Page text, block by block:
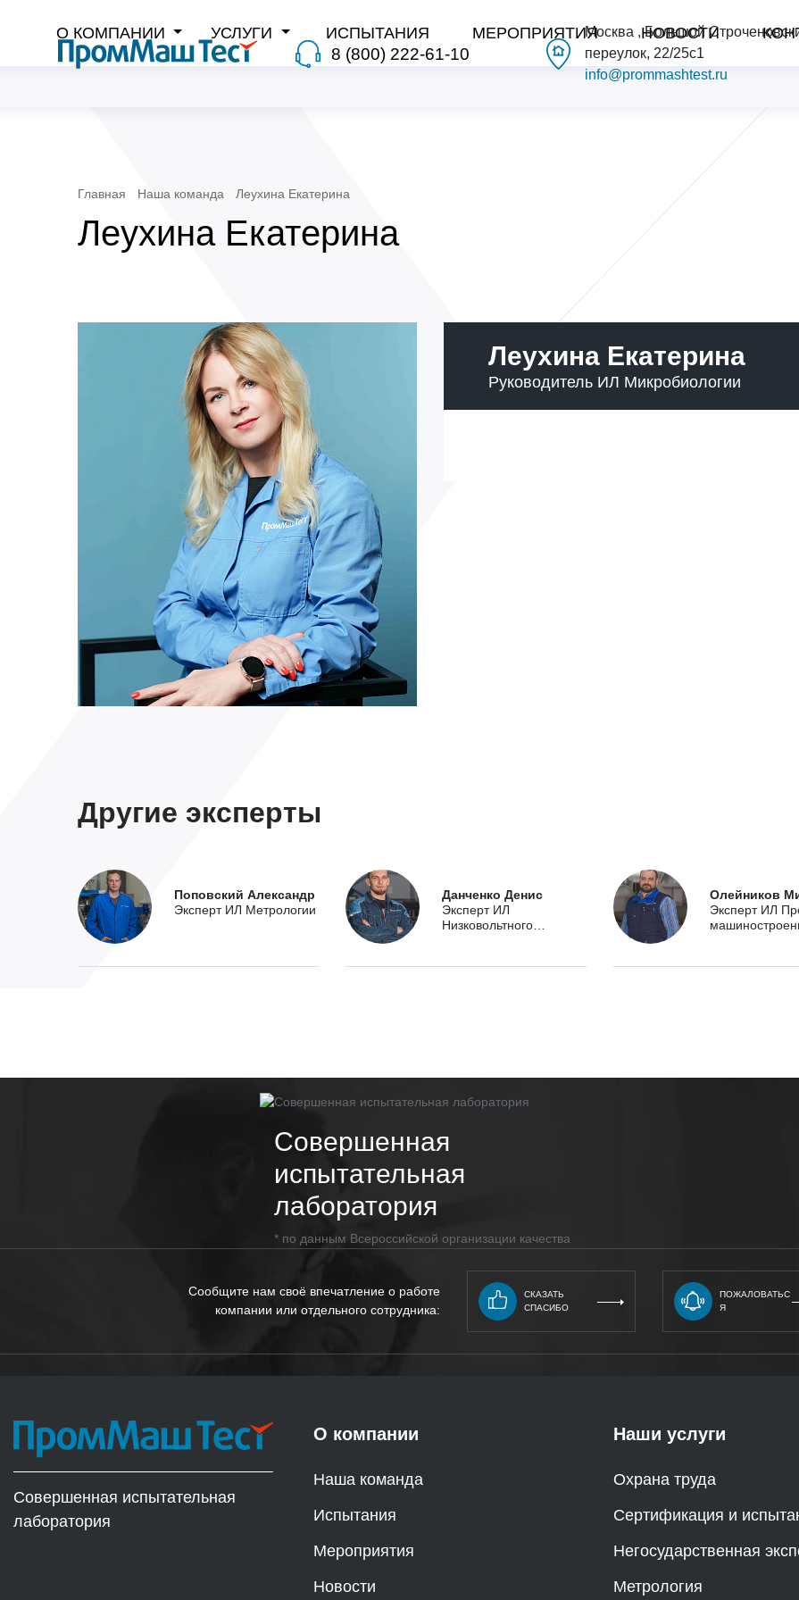
8 (800) 222-61-10
Москва , Большой
переулок, 22/25с1
info@prommashtest.ru
О КОМПАНИИ УСЛУГИ ИСПЫТАНИЯ МЕРОПРИЯТИЯ НОВОСТИ
Главная Наша команда Леухина Екатерина
Леухина Екатерина
Леухина Екатерина
Руководитель ИЛ Микробиологии
Другие эксперты
Поповский Александр
Эксперт ИЛ Метрологии
Данченко Денис
Эксперт ИЛ
Низковольтного
Олейников
Эксперт ИЛ
Совершенная
испытательная
лаборатория
* по данным Всероссийской организации качества
Сообщите нам своё впечатление о работе
компании или отдельного сотрудника:
СКАЗАТЬ
СПАСИБО
ПОЖАЛОВАТЬС
Я
Совершенная испытательная
лаборатория
О компании
Наша команда
Испытания
Мероприятия
Новости
Наши услуги
Охрана труда
Сертификация и
Негосударственная
Метрология